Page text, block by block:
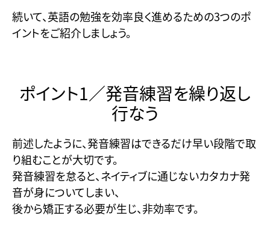
続いて、英語の勉強を効率良く進めるための3つのポ
イントをご紹介しましょう。
ポイント1／発音練習を繰り返し
行なう
前述したように、発音練習はできるだけ早い段階で取
り組むことが大切です。
発音練習を怠ると、ネイティブに通じないカタカナ発
音が身についてしまい、
後から矯正する必要が生じ、非効率です。